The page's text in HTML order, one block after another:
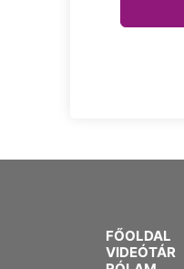
FŐOLDAL
VIDEÓTÁR